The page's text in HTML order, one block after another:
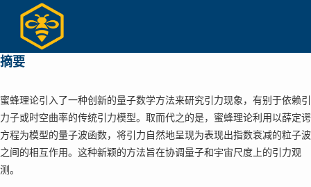
content
摘要
蜜蜂理论引入了一种创新的量子数学方法来研究引力现象，有别于依赖引
力子或时空曲率的传统引力模型。取而代之的是，蜜蜂理论利用以薛定谔
方程为模型的量子波函数，将引力自然地呈现为表现出指数衰减的粒子波
之间的相互作用。这种新颖的方法旨在协调量子和宇宙尺度上的引力观
测。